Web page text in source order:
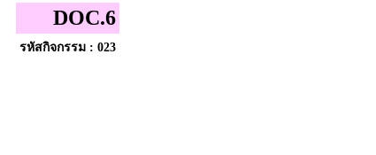
DOC.6
รหัสกิจกรรม : 023